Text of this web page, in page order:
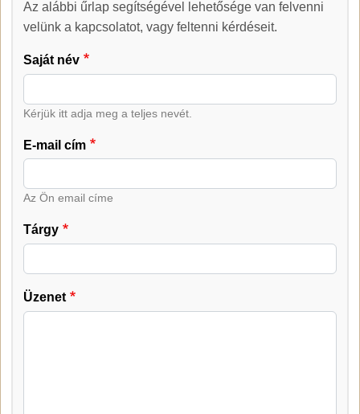
Kapcsolat
Az alábbi űrlap segítségével lehetősége van felvenni
velünk a kapcsolatot, vagy feltenni kérdéseit.
Saját név
Kérjük itt adja meg a teljes nevét.
E-mail cím
Az Ön email címe
Tárgy
Üzenet